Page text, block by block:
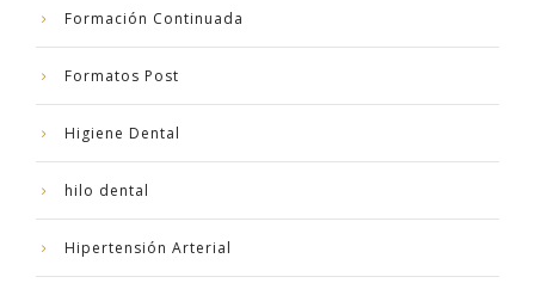
Formación Continuada
Formatos Post
Higiene Dental
hilo dental
Hipertensión Arterial